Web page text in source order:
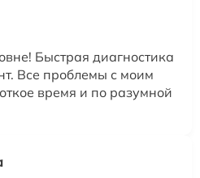
Быстрая диагностика
Все проблемы с моим
время и по разумной